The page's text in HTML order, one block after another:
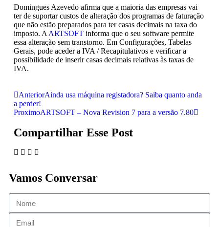
Domingues Azevedo afirma que a maioria das empresas vai
ter de suportar custos de alteração dos programas de faturação
que não estão preparados para ter casas decimais na taxa do
imposto. A ARTSOFT informa que o seu software permite
essa alteração sem transtorno. Em Configurações, Tabelas
Gerais, pode aceder a IVA / Recapitulativos e verificar a
possibilidade de inserir casas decimais relativas às taxas de
IVA.
AnteriorAinda usa máquina registadora? Saiba quanto anda
a perder!
ProximoARTSOFT – Nova Revision 7 para a versão 7.80
Compartilhar Esse Post
Vamos Conversar